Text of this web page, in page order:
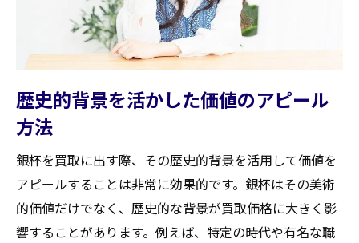
歴史的背景を活かした価値のアピール
方法
銀杯を買取に出す際、その歴史的背景を活用して価値を
アピールすることは非常に効果的です。銀杯はその美術
的価値だけでなく、歴史的な背景が買取価格に大きく影
響することがあります。例えば、特定の時代や有名な職